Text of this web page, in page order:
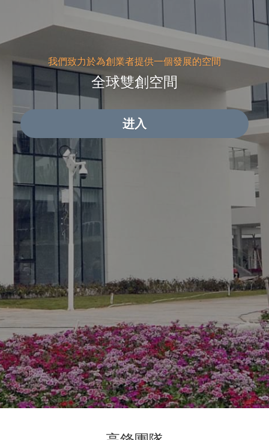
我們致力於為創業者提供一個發展的空間
全球雙創空間
进入